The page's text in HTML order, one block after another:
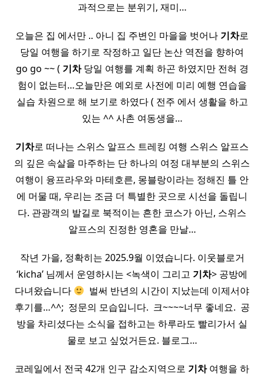
과적으로는 분위기, 재미…
오늘은 집 에서만 .. 아니 집 주변인 마을을 벗어나 기차로
당일 여행을 하기로 작정하고 일단 논산 역전을 향하여
go go ~~ ( 기차당일 여행를 계획 하곤 하였지만 전혀 경
험이 없는터…오늘만은 예외로 사전에 미리 예행 연습을
실습 차원으로 해 보기로 하였다 ( 전주 에서 생활을 하고
있는 ^^ 사촌 여동생을…
기차로 떠나는 스위스 알프스 트레킹 여행 스위스 알프스
의 깊은 속살을 마주하는 단 하나의 여정 대부분의 스위스
여행이 융프라우와 마테호른, 몽블랑이라는 정해진 틀 안
에 머물 때, 우리는 조금 더 특별한 곳으로 시선을 돌립니
다. 관광객의 발길로 북적이는 흔한 코스가 아닌, 스위스
알프스의 진정한 영혼을 만날…
작년 가을, 정확히는 2025.9월 이였습니다. 이웃블로거
‘kicha’ 님께서 운영하시는 <녹색이 그리고 기차> 공방에
다녀왔습니다
​ 벌써 반년의 시간이 지났는데 이제서야
후기를…^^; ​ 정문의 모습입니다. ​ 크~~~~너무 좋네요. ​ 공
방을 차리셨다는 소식을 접하고는 하루라도 빨리가서 실
물로 보고 싶었거든요. 블로그…
코레일에서 전국 42개 인구 감소지역으로 기차여행을 하